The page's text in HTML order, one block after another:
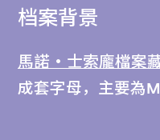
档案背景
馬諾‧士索龐檔案
成套字母，主要為